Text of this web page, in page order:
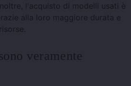
l'acquisto di modelli usati è
alla loro maggiore durata e
veramente